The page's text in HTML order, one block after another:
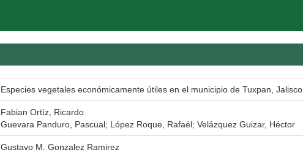
Especies vegetales económicamente útiles en el municipio de Tuxpan, Jalisco
Fabian Ortíz, Ricardo
Guevara Panduro, Pascual; López Roque, Rafaél; Velázquez Guizar, Héctor
Gustavo M. Gonzalez Ramirez